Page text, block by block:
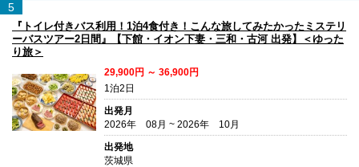
5
『トイレ付きバス利用！1泊4食付き！こんな旅してみたかったミステリ
ーバスツアー2日間』【下館・イオン下妻・三和・古河 出発】＜ゆった
り旅＞
29,900円 ～ 36,900円
1泊2日
出発月
2026年 08月 ~ 2026年 10月
出発地
茨城県